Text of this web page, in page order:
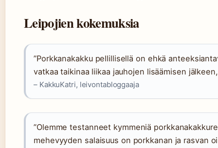
Leipojien kokemuksia
”Porkkanakakku pellillisellä on ehkä
vatkaa taikinaa liikaa jauhojen lisäämisen
– KakkuKatri, leivontabloggaaja
”Olemme testanneet kymmeniä
mehevyyden salaisuus on porkkanan ja rasvan